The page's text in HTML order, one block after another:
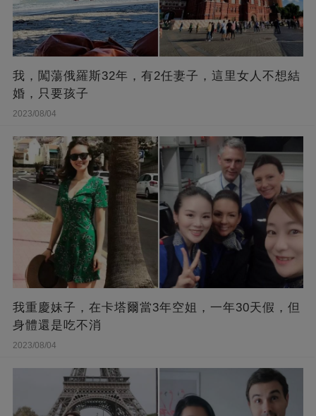
我，闖蕩俄羅斯32年，有2任妻子，這里女人不想結
婚，只要孩子
2023/08/04
我重慶妹子，在卡塔爾當3年空姐，一年30天假，但
身體還是吃不消
2023/08/04